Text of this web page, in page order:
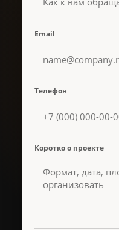
Email
Телефон
Коротко о проекте